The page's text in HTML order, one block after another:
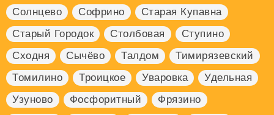
Солнцево
Софрино
Старая Купавна
Старый Городок
Столбовая
Ступино
Сходня
Сычёво Талдом
Тимирязевский
Томилино
Троицкое Уваровка
Удельная
Узуново
Фосфоритный
Фрязино